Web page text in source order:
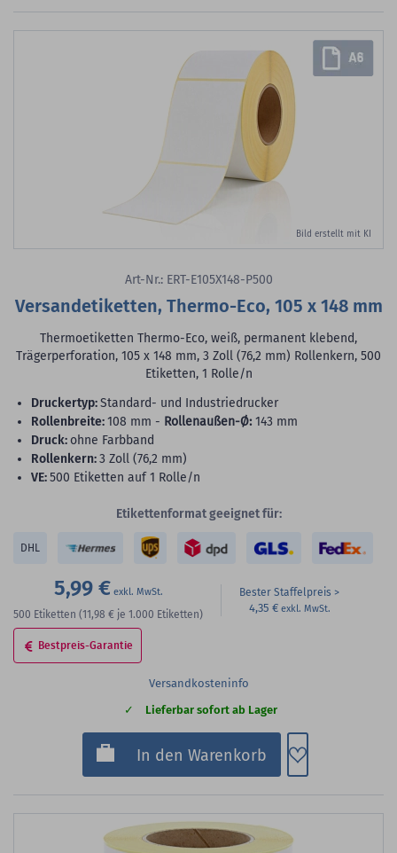
Bild erstellt mit KI
Art-Nr.: ERT-E105X148-P500
Versandetiketten, Thermo-Eco, 105 x 148 mm
Thermoetiketten Thermo-Eco, weiß, permanent klebend,
Trägerperforation, 105 x 148 mm, 3 Zoll (76,2 mm) Rollenkern, 500
Etiketten, 1 Rolle/n
Druckertyp:Standard- und Industriedrucker
Rollenbreite:108 mm - Rollenaußen-Ø: 143 mm
Druck: ohne Farbband
Rollenkern:3 Zoll (76,2 mm)
VE:500 Etiketten auf 1 Rolle/n
Etikettenformat geeignet für:
DHL
5,99 €
500 Etiketten (11,98 € je 1.000 Etiketten)
Bester Staffelpreis
4,35 €
Bestpreis-Garantie
Versandkosteninfo
Lieferbar sofort ab Lager
In den Warenkorb Zum